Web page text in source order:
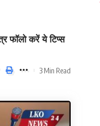
फॉलो करें ये टिप्स
3 Min Read